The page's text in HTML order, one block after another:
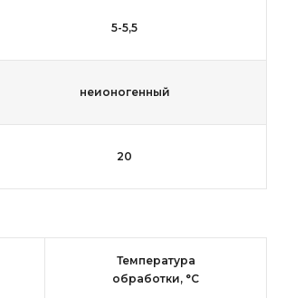
5-5,5
неионогенный
20
Температура
обработки, °С